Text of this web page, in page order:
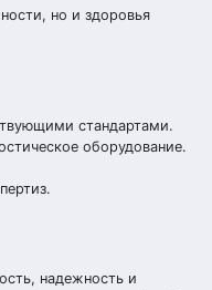
но и здоровья
стандартами.
оборудование.
надежность и